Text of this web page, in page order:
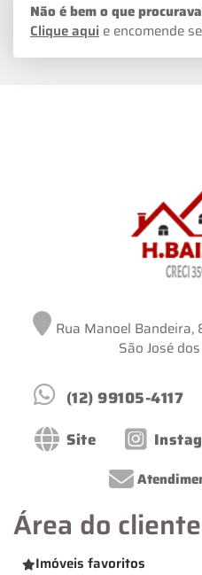
Não é bem o que
Clique aqui e encomende
Rua Manoel Bandeira,
São José
(12) 99105-4117
Site
Área do cliente
Imóveis favoritos